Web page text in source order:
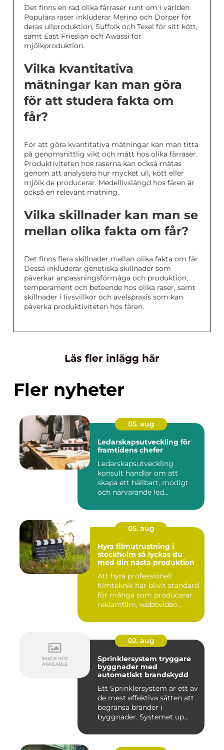
Det finns en rad olika fårraser runt om i världen.
Populära raser inkluderar Merino och Dorper för
deras ullproduktion, Suffolk och Texel för sitt kött,
samt East Friesian och Awassi för
mjölkproduktion.
Vilka kvantitativa
mätningar kan man göra
för att studera fakta om
får?
För att göra kvantitativa mätningar kan man titta
på genomsnittlig vikt och mått hos olika fårraser.
Produktiviteten hos raserna kan också mätas
genom att analysera hur mycket ull, kött eller
mjölk de producerar. Medellivslängd hos fåren är
också en relevant mätning.
Vilka skillnader kan man se
mellan olika fakta om får?
Det finns flera skillnader mellan olika fakta om får.
Dessa inkluderar genetiska skillnader som
påverkar anpassningsförmåga och produktion,
temperament och beteende hos olika raser, samt
skillnader i livsvillkor och avelspraxis som kan
påverka produktiviteten hos fåren.
Läs fler inlägg här
Fler nyheter
05. aug
Ledarskapsutveckling för
framtidens chefer
Ledarskapsutveckling
konsult handlar om att
skapa ett hållbart, modigt
och närvarande led...
05. aug
Hyra filmutrustning i
stockholm så lyckas du
med din nästa produktion
Att hyra professionell
filmteknik har blivit standard
för många som producerar
reklamfilm, webbvideo...
02. aug
Sprinklersystem tryggare
byggnader med
automatiskt brandskydd
Ett Sprinklersystem är ett av
de mest effektiva sätten att
begränsa bränder i
byggnader. Systemet up...